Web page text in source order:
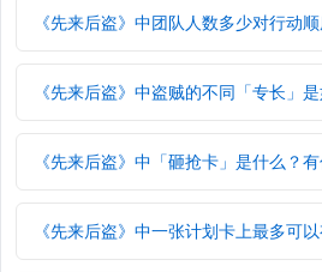
《先来后盗》中团队人数多少对行动
《先来后盗》中盗贼的不同「专长」
《先来后盗》中「砸抢卡」是什么？
《先来后盗》中一张计划卡上最多可